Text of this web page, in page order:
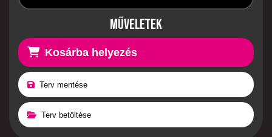
Műveletek
Kosárba helyezés
Terv mentése
Terv betöltése